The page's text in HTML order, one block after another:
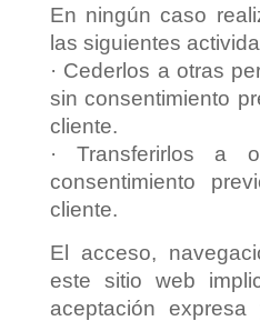
En ningún caso
las siguientes
· Cederlos a otras
sin consentimiento
cliente.
· Transferirlos a
consentimiento
cliente.
El acceso,
este sitio web
aceptación